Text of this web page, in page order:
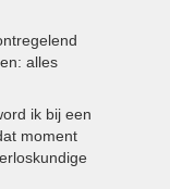
alles
ik bij een
moment